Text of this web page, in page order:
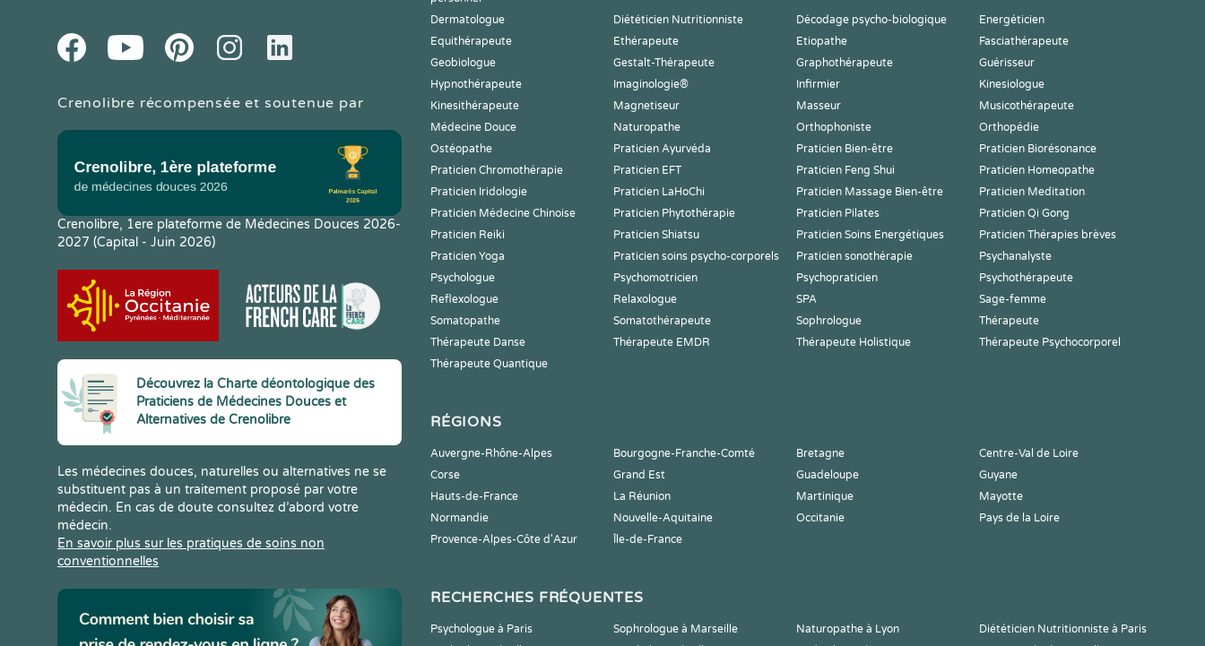
FacebookYoutube PinteresetInstagramLinkedIn
Crenolibre récompensée et soutenue par
Crenolibre, 1ere plateforme de Médecines Douces 2026-
2027 (Capital - Juin 2026)
Découvrez la Charte déontologique des
Praticiens de Médecines Douces et
Alternatives de Crenolibre
Les médecines douces, naturelles ou alternatives ne se
substituent pas à un traitement proposé par votre
médecin. En cas de doute consultez d’abord votre
médecin.
En savoir plus sur les pratiques de soins non
conventionnelles
Dermatologue Diététicien Nutritionniste Décodage psycho-biologique
Energéticien
Equithérapeute
Ethérapeute Etiopathe
Fasciathérapeute
Geobiologue
Gestalt-Thérapeute Graphothérapeute
Guérisseur
Hypnothérapeute
Imaginologie® Infirmier
Kinesiologue
Kinesithérapeute
Magnetiseur Masseur
Musicothérapeute
Médecine Douce
Naturopathe Orthophoniste
Orthopédie
Ostéopathe
Praticien Ayurvéda Praticien Bien-être
Praticien Biorésonance
Praticien Chromothérapie
Praticien EFT Praticien Feng Shui
Praticien Homeopathe
Praticien Iridologie
Praticien LaHoChi Praticien Massage Bien-être
Praticien Meditation
Praticien Médecine Chinoise
Praticien Phytothérapie Praticien Pilates
Praticien Qi Gong
Praticien Reiki
Praticien Shiatsu Praticien Soins Energétiques
Praticien Thérapies brèves
Praticien Yoga
Praticien soins psycho-corporels Praticien sonothérapie
Psychanalyste
Psychologue
Psychomotricien Psychopraticien
Psychothérapeute
Reflexologue
Relaxologue SPA
Sage-femme
Somatopathe
Somatothérapeute Sophrologue
Thérapeute
Thérapeute Danse
Thérapeute EMDR Thérapeute Holistique
Thérapeute Psychocorporel
Thérapeute Quantique
RÉGIONS
Auvergne-Rhône-Alpes Bourgogne-Franche-Comté Bretagne
Centre-Val de Loire
Corse
Grand Est Guadeloupe
Guyane
Hauts-de-France
La Réunion Martinique
Mayotte
Normandie
Nouvelle-Aquitaine Occitanie
Pays de la Loire
Provence-Alpes-Côte d'Azur
Île-de-France
RECHERCHES FRÉQUENTES
Psychologue à Paris Sophrologue à Marseille Naturopathe à Lyon
Diététicien Nutritionniste à Paris